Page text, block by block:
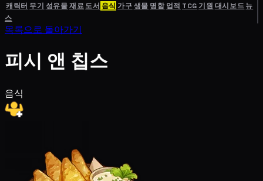
캐릭터 무기 성유물재료도서 음식 가구생물 명함 업적 TCG기원 대시보드뉴
스
목록으로 돌아가기
피시 앤 칩스
음식